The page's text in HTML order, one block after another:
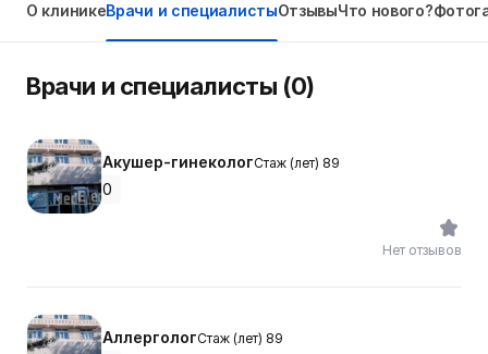
О клиникеВрачи и специалистыОтзывыЧто нового?
Врачи и специалисты (0)
Акушер-гинекологСтаж (лет) 89
0
Нет отзывов
АллергологСтаж (лет) 89